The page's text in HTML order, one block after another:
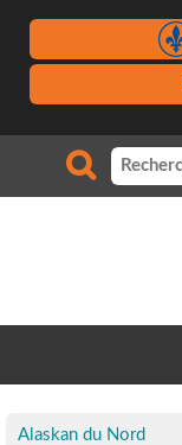
Alaskan du Nord